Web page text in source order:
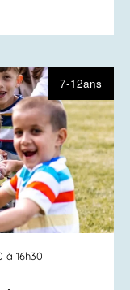
7-12ans
à 16h30